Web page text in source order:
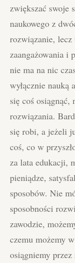
zwiększać swoje
naukowego z
rozwiązanie, lecz
zaangażowania i
nie ma na nic
wyłącznie nauką
się coś
rozwiązania.
się robi, a jeżeli
coś, co w
za lata edukacji,
pieniądze,
sposobów. Nie
sposobności
zawodzie,
czemu możemy
osiągniemy